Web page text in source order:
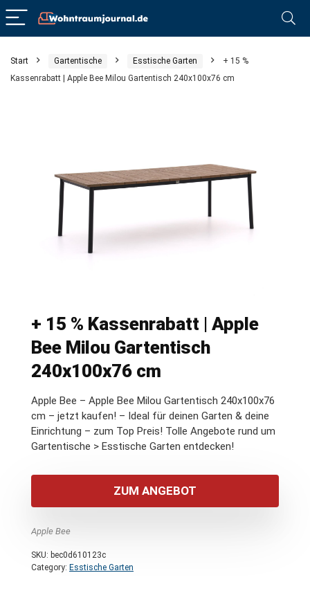
Start Gartentische Esstische Garten
+ 15 %
Kassenrabatt | Apple Bee Milou Gartentisch 240x100x76 cm
+ 15 % Kassenrabatt | Apple
Bee Milou Gartentisch
240x100x76 cm
Apple Bee – Apple Bee Milou Gartentisch 240x100x76
cm – jetzt kaufen! – Ideal für deinen Garten & deine
Einrichtung – zum Top Preis! Tolle Angebote rund um
Gartentische > Esstische Garten entdecken!
ZUM ANGEBOT
Apple Bee
SKU: bec0d610123c
Category: Esstische Garten